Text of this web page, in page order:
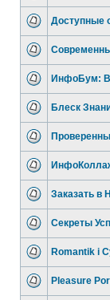
Доступные
ИнфоБум:
Блеск
Заказать в
Секреты
Romantik i
Pleasure